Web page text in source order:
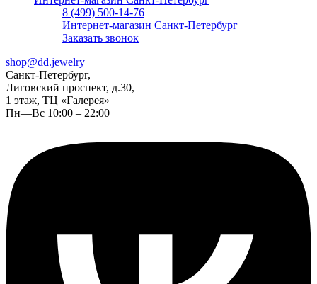
8 (499) 500-14-76
Интернет-магазин Санкт-Петербург
Заказать звонок
shop@dd.jewelry
Санкт-Петербург,
Лиговский проспект, д.30,
1 этаж, ТЦ «Галерея»
Пн—Вс 10:00 – 22:00